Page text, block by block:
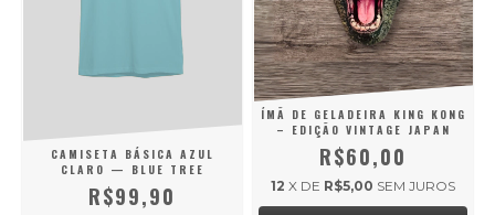
CAMISETA BÁSICA AZUL
CLARO — BLUE TREE
R$99,90
ÍMÃ DE GELADEIRA KING KONG
– EDIÇÃO VINTAGE JAPAN
R$60,00
12 X DE R$5,00 SEM JUROS